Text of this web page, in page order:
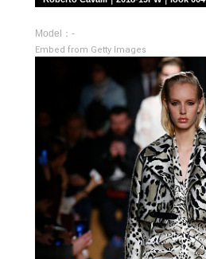
Model：-
Embed from Getty Images